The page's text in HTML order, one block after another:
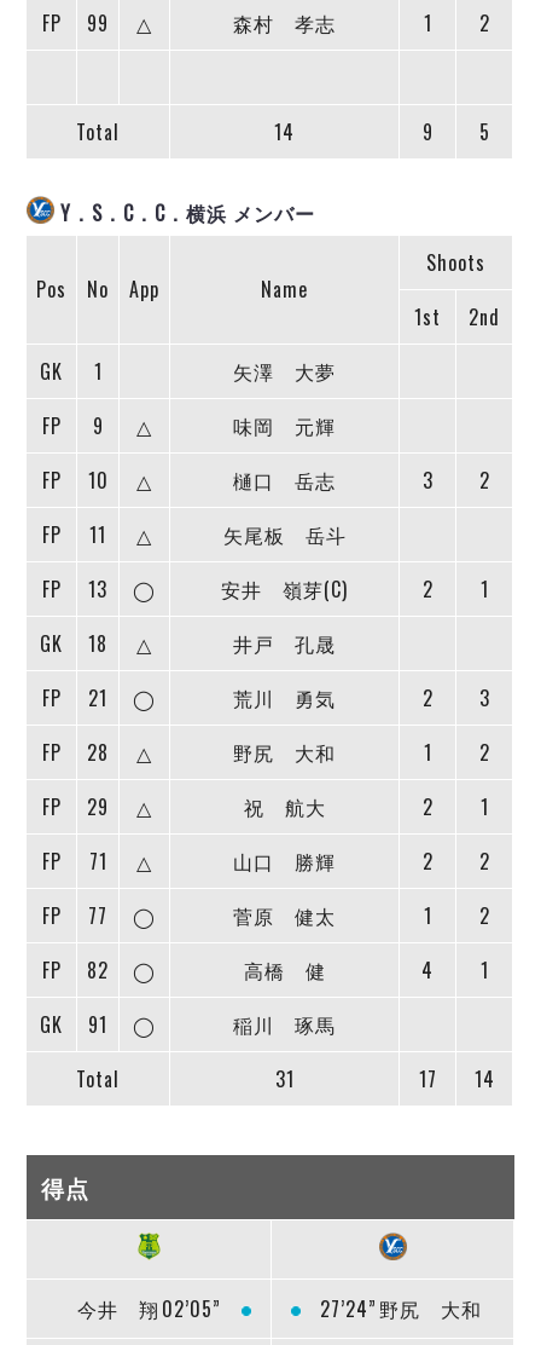
ボアルース長野
バサジィ大分
選手の通算記録（Ｆ２）
マルバ水戸FC
Y．S．C．C．横浜
アグレミーナ浜松
ポルセイド浜田
ミラクルスマイル新居浜
FOLLOW US!
FP
99 △ 森村 孝志 1 2
Total 14 9 5
Y．S．C．C．横浜 メンバー
Pos No App Name
Shoots
1st
2nd
GK
1
矢澤 大夢
FP
9 △
味岡 元輝
FP
10 △ 樋口 岳志 3
2
FP
11 △
矢尾板 岳斗
FP
13 ◯ 安井 嶺芽(C) 2
1
GK
18 △
井戸 孔晟
FP
21 ◯ 荒川 勇気 2
3
FP
28 △ 野尻 大和 1
2
FP
29 △ 祝 航大 2
1
FP
71 △ 山口 勝輝 2
2
FP
77 ◯ 菅原 健太 1
2
FP
82 ◯ 高橋 健 4
1
GK
91 ◯
稲川 琢馬
Total
31 17 14
得点
今井 翔 02’05” 27’24” 野尻 大和